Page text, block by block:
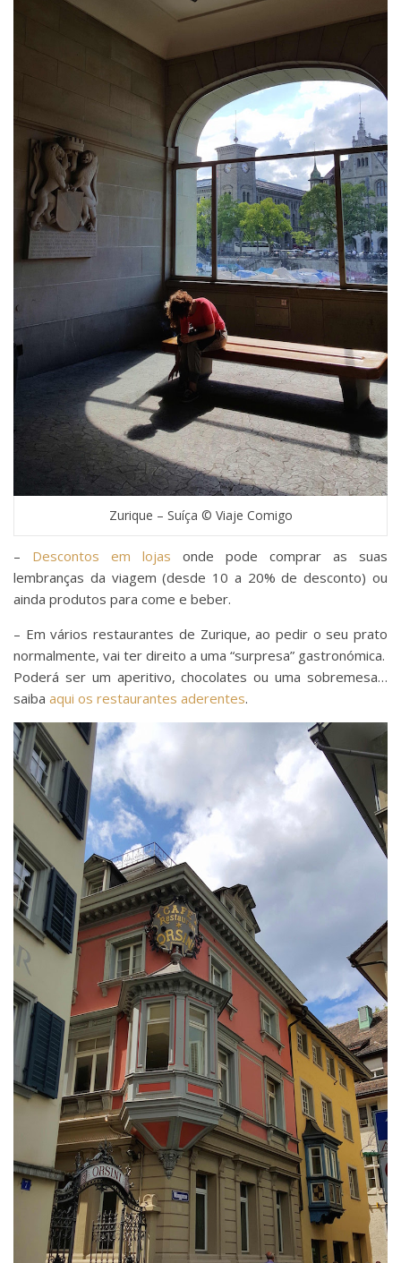
Zurique – Suíça © Viaje Comigo
– Descontos em lojas onde pode comprar as suas
lembranças da viagem (desde 10 a 20% de desconto) ou
ainda produtos para come e beber.
– Em vários restaurantes de Zurique, ao pedir o seu prato
normalmente, vai ter direito a uma “surpresa” gastronómica.
Poderá ser um aperitivo, chocolates ou uma sobremesa…
saiba aqui os restaurantes aderentes.